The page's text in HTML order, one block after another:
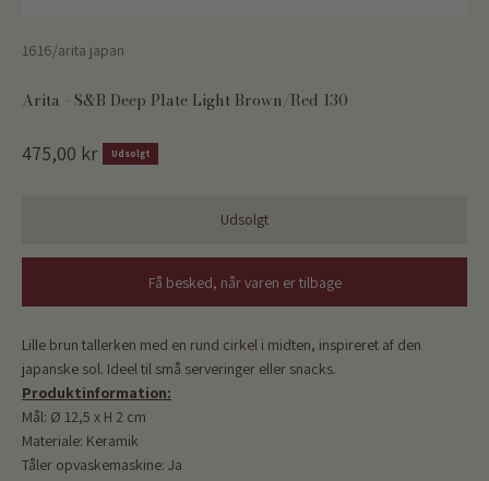
1616/arita japan
Arita - S&B Deep Plate Light Brown/Red 130
Salgspris
475,00 kr Udsolgt
Udsolgt
Få besked, når varen er tilbage
Lille brun tallerken med en rund cirkel i midten, inspireret af den
japanske sol. Ideel til små serveringer eller snacks.
Produktinformation:
Mål: Ø 12,5 x H 2 cm
Materiale: Keramik
Tåler opvaskemaskine: Ja